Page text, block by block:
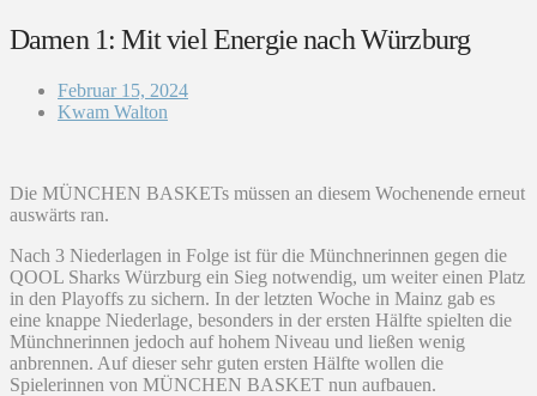
Damen 1: Mit viel Energie nach Würzburg
Februar 15, 2024
Kwam Walton
Die MÜNCHEN BASKETs müssen an diesem Wochenende erneut
auswärts ran.
Nach 3 Niederlagen in Folge ist für die Münchnerinnen gegen die
QOOL Sharks Würzburg ein Sieg notwendig, um weiter einen Platz
in den Playoffs zu sichern. In der letzten Woche in Mainz gab es
eine knappe Niederlage, besonders in der ersten Hälfte spielten die
Münchnerinnen jedoch auf hohem Niveau und ließen wenig
anbrennen. Auf dieser sehr guten ersten Hälfte wollen die
Spielerinnen von MÜNCHEN BASKET nun aufbauen.